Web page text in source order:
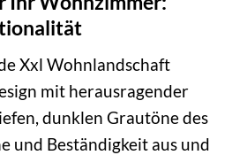
Xxl Wohnlandschaft
mit herausragender
dunklen Grautöne des
und Beständigkeit aus und